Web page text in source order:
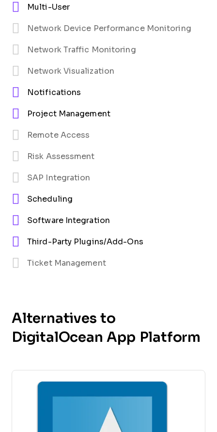
Multi-User
Network Device Performance Monitoring
Network Traffic Monitoring
Network Visualization
Notifications
Project Management
Remote Access
Risk Assessment
SAP Integration
Scheduling
Software Integration
Third-Party Plugins/Add-Ons
Ticket Management
Alternatives to
DigitalOcean App Platform